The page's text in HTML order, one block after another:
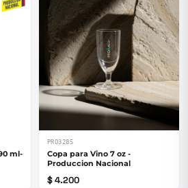
ml-
PRO3285
Copa para Vino 7 oz -
Produccion Nacional
$ 4.200